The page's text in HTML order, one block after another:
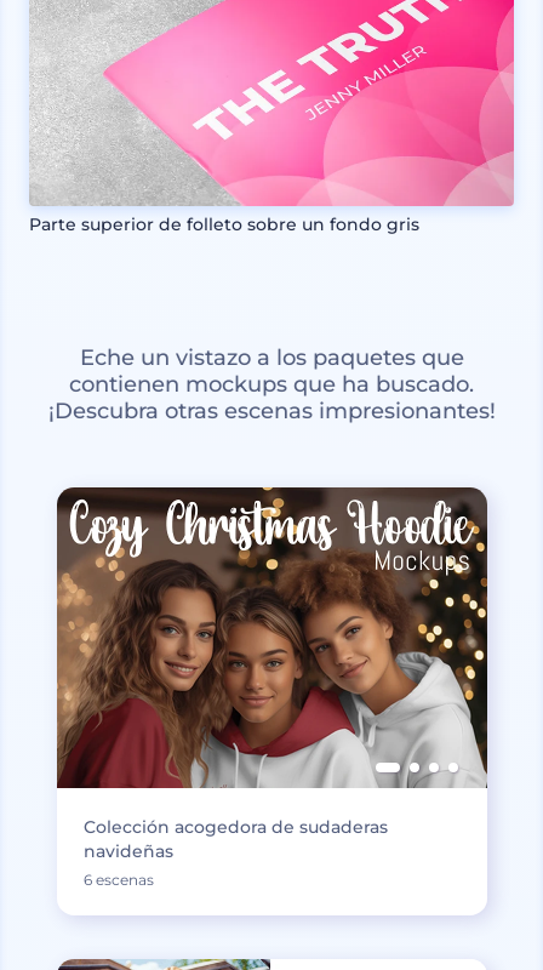
Parte superior de folleto sobre un fondo gris
Eche un vistazo a los paquetes que
contienen mockups que ha buscado.
¡Descubra otras escenas impresionantes!
Colección acogedora de sudaderas
navideñas
6 escenas